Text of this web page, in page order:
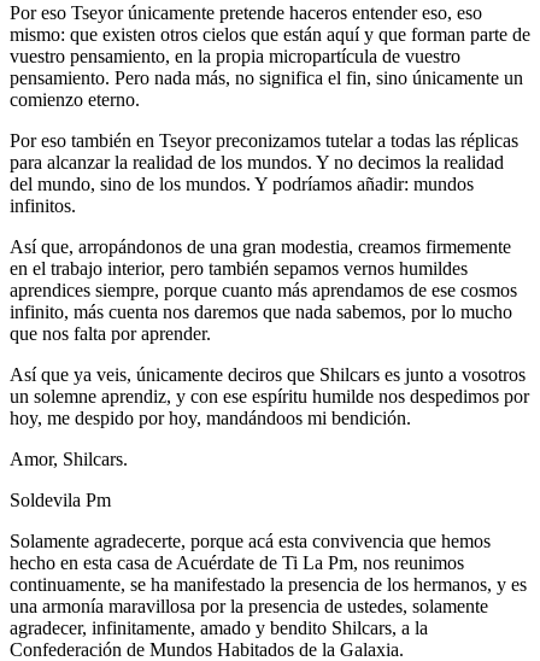
Por eso Tseyor únicamente pretende haceros entender eso, eso
mismo: que existen otros cielos que están aquí y que forman parte de
vuestro pensamiento, en la propia micropartícula de vuestro
pensamiento. Pero nada más, no significa el fin, sino únicamente un
comienzo eterno.
Por eso también en Tseyor preconizamos tutelar a todas las réplicas
para alcanzar la realidad de los mundos. Y no decimos la realidad
del mundo, sino de los mundos. Y podríamos añadir: mundos
infinitos.
Así que, arropándonos de una gran modestia, creamos firmemente
en el trabajo interior, pero también sepamos vernos humildes
aprendices siempre, porque cuanto más aprendamos de ese cosmos
infinito, más cuenta nos daremos que nada sabemos, por lo mucho
que nos falta por aprender.
Así que ya veis, únicamente deciros que Shilcars es junto a vosotros
un solemne aprendiz, y con ese espíritu humilde nos despedimos por
hoy, me despido por hoy, mandándoos mi bendición.
Amor, Shilcars.
Soldevila Pm
Solamente agradecerte, porque acá esta convivencia que hemos
hecho en esta casa de Acuérdate de Ti La Pm, nos reunimos
continuamente, se ha manifestado la presencia de los hermanos, y es
una armonía maravillosa por la presencia de ustedes, solamente
agradecer, infinitamente, amado y bendito Shilcars, a la
Confederación de Mundos Habitados de la Galaxia.